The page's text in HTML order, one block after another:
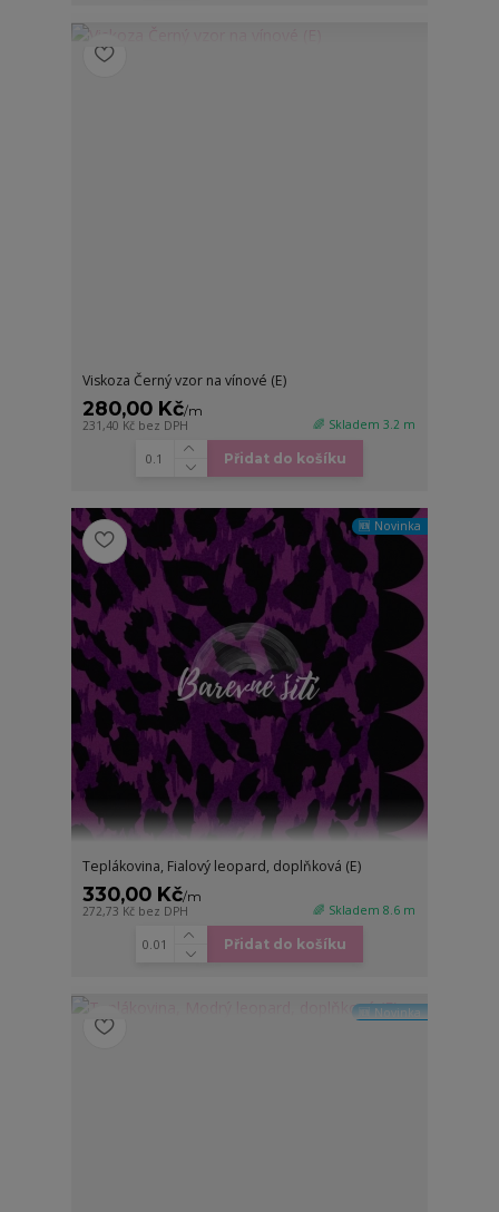
Viskoza Černý vzor na vínové (E)
280,00 Kč/m
231,40 Kč bez DPH 🌈 Skladem 3.2 m
Přidat do košíku
🆕 Novinka
Teplákovina, Fialový leopard, doplňková (E)
330,00 Kč/m
272,73 Kč bez DPH 🌈 Skladem 8.6 m
Přidat do košíku
🆕 Novinka